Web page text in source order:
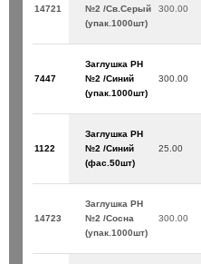
14721
№2 /Св.Серый
(упак.1000шт)
300.00
7447
Заглушка PH
№2 /Синий
(упак.1000шт)
300.00
1122
Заглушка PH
№2 /Синий
(фас.50шт)
25.00
14723
Заглушка PH
№2 /Сосна
(упак.1000шт)
300.00